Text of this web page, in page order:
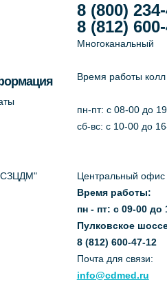
8 (800)
8 (812)
Многоканальный
Время работы колл
пн-пт: c 08-00 до
сб-вс: с 10-00 до
Центральный офис
Время работы:
пн - пт: с 09-00 до
Пулковское
8 (812) 600-47-12
Почта для связи:
info@cdmed.ru